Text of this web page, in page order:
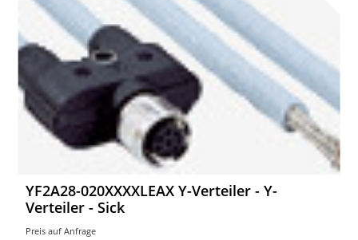
YF2A28-020XXXXLEAX Y-Verteiler - Y-
Verteiler - Sick
Preis auf Anfrage